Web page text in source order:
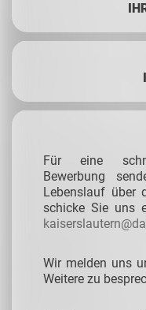
Für eine
Bewerbung
Lebenslauf über
schicke Sie uns
Wir melden uns
Weitere zu